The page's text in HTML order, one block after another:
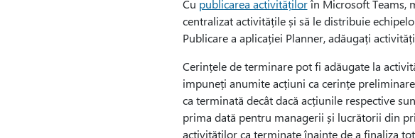
Cu publicarea activitățilorîn Microsoft Teams,
centralizat activitățile și să le distribuie
Publicare a aplicației Planner, adăugați
Cerințele de terminare pot fi adăugate la
impuneți anumite acțiuni ca cerințe
ca terminată decât dacă acțiunile respective
prima dată pentru managerii și lucrătorii din
activităților ca terminate înainte de a finaliza